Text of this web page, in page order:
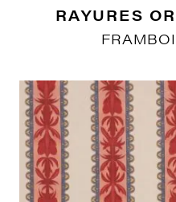
RAYURES